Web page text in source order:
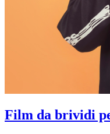
Film da brividi